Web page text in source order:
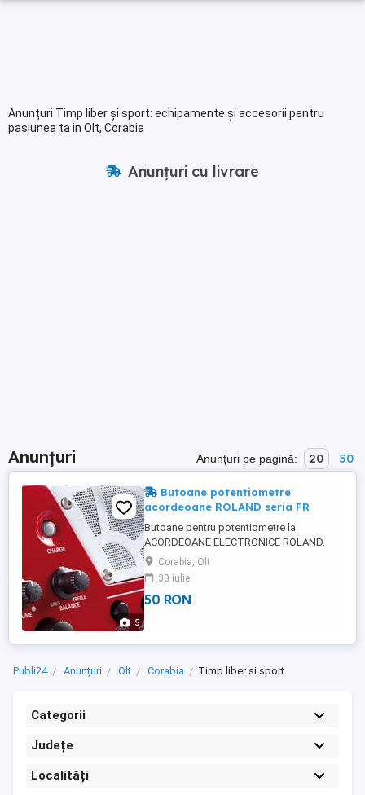
Anunțuri Timp liber și sport: echipamente și accesorii pentru
pasiunea ta in Olt, Corabia
Anunțuri cu livrare
Anunțuri Anunțuri pe pagină: 20 50
5
Butoane potentiometre
acordeoane ROLAND seria FR
Butoane pentru potentiometre la
ACORDEOANE ELECTRONICE ROLAND.
Compatibile cu toata seria FR - V
acordeon Roland. Avem si contacte
pentru clape, componente sunt originale.
Pret / Bucata 50lei. Expediere doar prin
Vodafon - 0722816694 ...
Corabia, Olt
30 iulie
50 RON
Publi24 Anunțuri Olt Corabia Timp liber si sport
Categorii
Județe
Localități